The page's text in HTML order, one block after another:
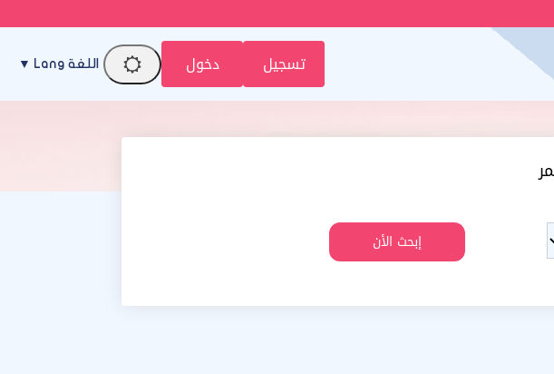
تسجيل دخول اللغة Lang ▼